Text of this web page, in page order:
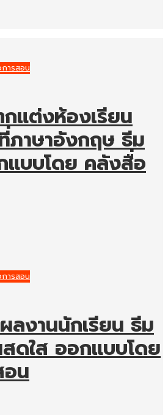
ารสอน
แต่งห้องเรียน
ภาษาอังกฤษ ธีม
แบบโดย คลังสื่อ
ารสอน
ลงานนักเรียน ธีม
ดใส ออกแบบโดย
น